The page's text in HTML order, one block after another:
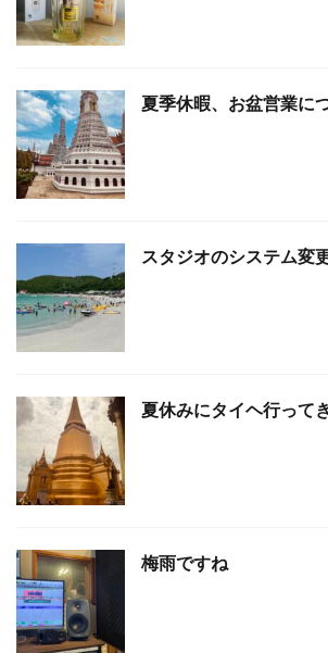
夏季休暇、お盆営業に
スタジオのシステム変
夏休みにタイヘ行って
梅雨ですね